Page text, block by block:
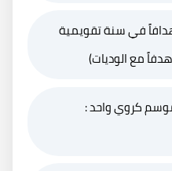
في سنة تقويمية
كروي واحد :